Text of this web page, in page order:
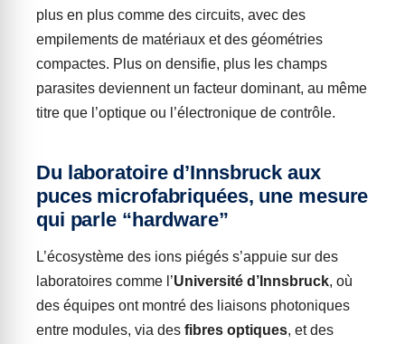
plus en plus comme des circuits, avec des
empilements de matériaux et des géométries
compactes. Plus on densifie, plus les champs
parasites deviennent un facteur dominant, au même
titre que l’optique ou l’électronique de contrôle.
Du laboratoire d’Innsbruck aux
puces microfabriquées, une mesure
qui parle “hardware”
L’écosystème des ions piégés s’appuie sur des
laboratoires comme l’Université d’Innsbruck, où
des équipes ont montré des liaisons photoniques
entre modules, via des fibres optiques, et des